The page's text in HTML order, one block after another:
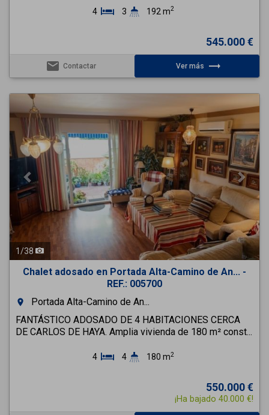
4 3 192 m2
545.000 €
email Contactar Ver más trending_flat
Previous Next
1/38
Chalet adosado en Portada Alta-Camino de An... -
REF.: 005700
room
Portada Alta-Camino de An...
FANTÁSTICO ADOSADO DE 4 HABITACIONES CERCA
DE CARLOS DE HAYA. Amplia vivienda de 180 m² const...
4 4 180 m2
550.000 €
¡Ha bajado 40.000 €!